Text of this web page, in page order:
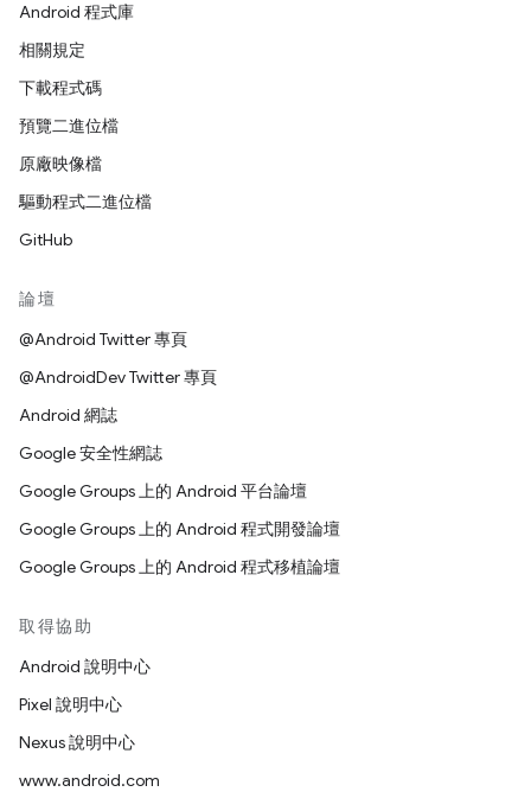
Android 程式庫
相關規定
下載程式碼
預覽二進位檔
原廠映像檔
驅動程式二進位檔
GitHub
論壇
@Android Twitter 專頁
@AndroidDev Twitter 專頁
Android 網誌
Google 安全性網誌
Google Groups 上的 Android 平台論壇
Google Groups 上的 Android 程式開發論壇
Google Groups 上的 Android 程式移植論壇
取得協助
Android 說明中心
Pixel 說明中心
Nexus 說明中心
www.android.com